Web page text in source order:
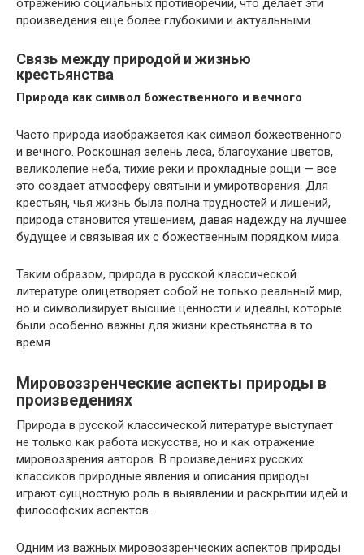
отражению социальных противоречий, что делает эти
произведения еще более глубокими и актуальными.
Связь между природой и жизнью
крестьянства
Природа как символ божественного и вечного
Часто природа изображается как символ божественного
и вечного. Роскошная зелень леса, благоухание цветов,
великолепие неба, тихие реки и прохладные рощи — все
это создает атмосферу святыни и умиротворения. Для
крестьян, чья жизнь была полна трудностей и лишений,
природа становится утешением, давая надежду на лучшее
будущее и связывая их с божественным порядком мира.
Таким образом, природа в русской классической
литературе олицетворяет собой не только реальный мир,
но и символизирует высшие ценности и идеалы, которые
были особенно важны для жизни крестьянства в то
время.
Мировоззренческие аспекты природы в
произведениях
Природа в русской классической литературе выступает
не только как работа искусства, но и как отражение
мировоззрения авторов. В произведениях русских
классиков природные явления и описания природы
играют сущностную роль в выявлении и раскрытии идей и
философских аспектов.
Одним из важных мировоззренческих аспектов природы